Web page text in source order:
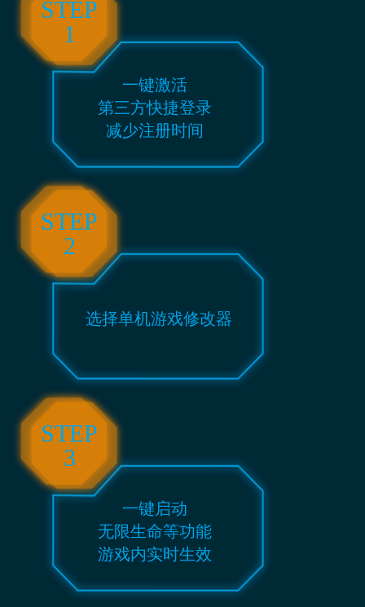
STEP
1
一键激活
第三方快捷登录
减少注册时间
STEP
2
选择单机游戏修改器
STEP
3
一键启动
无限生命等功能
游戏内实时生效